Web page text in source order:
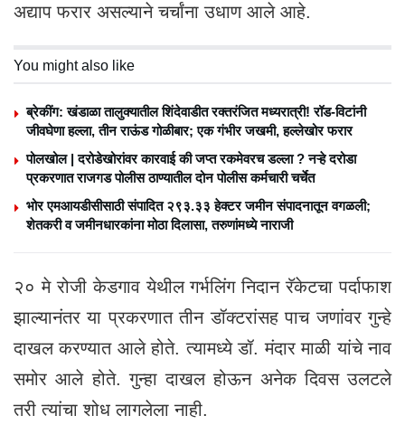
अद्याप फरार असल्याने चर्चांना उधाण आले आहे.
You might also like
ब्रेकींग: खंडाळा तालुक्यातील शिंदेवाडीत रक्तरंजित मध्यरात्री! रॉड-विटांनी
जीवघेणा हल्ला, तीन राऊंड गोळीबार; एक गंभीर जखमी, हल्लेखोर फरार
पोलखोल | दरोडेखोरांवर कारवाई की जप्त रकमेवरच डल्ला ? नऱ्हे दरोडा
प्रकरणात राजगड पोलीस ठाण्यातील दोन पोलीस कर्मचारी चर्चेत
भोर एमआयडीसीसाठी संपादित २९३.३३ हेक्टर जमीन संपादनातून वगळली;
शेतकरी व जमीनधारकांना मोठा दिलासा, तरुणांमध्ये नाराजी
२० मे रोजी केडगाव येथील गर्भलिंग निदान रॅकेटचा पर्दाफाश
झाल्यानंतर या प्रकरणात तीन डॉक्टरांसह पाच जणांवर गुन्हे
दाखल करण्यात आले होते. त्यामध्ये डॉ. मंदार माळी यांचे नाव
समोर आले होते. गुन्हा दाखल होऊन अनेक दिवस उलटले
तरी त्यांचा शोध लागलेला नाही.